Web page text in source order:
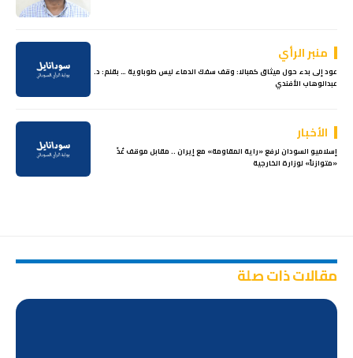
منبر الرأي
عود إلى بدء حول ميثاق كمبالا: وقف سفك الدماء ليس طوباوية … بقلم: د.
عبدالوهاب الأفندي
الأخبار
إسلاميو السودان لرفع «راية المقاومة» مع إيران .. مقابل موقف عُدّ
«متوازناً» لوزارة الخارجية
مقالات ذات صلة